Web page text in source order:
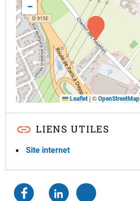
−
Leaflet |©OpenStreetMap
LIENS UTILES
Site internet